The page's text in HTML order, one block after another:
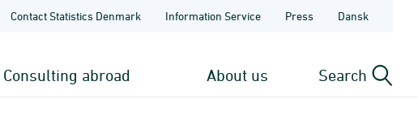
Contact Statistics Denmark Information Service Press Dansk
Consulting abroad About us Search